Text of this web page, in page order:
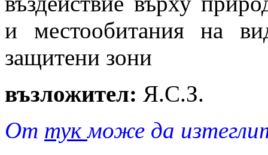
и местообитания на
защитени зони
възложител: Я.С.З.
От тукможе да